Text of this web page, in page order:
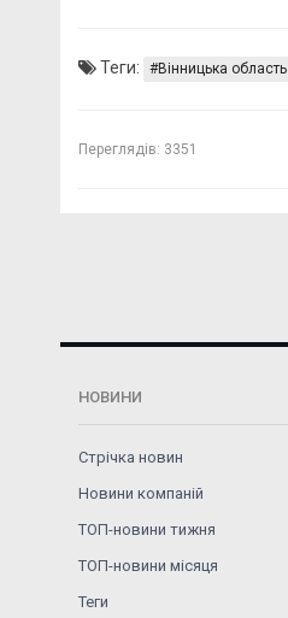
Теги: Вінницька область
Переглядів: 3351
НОВИНИ
Стрічка новин
Новини компаній
ТОП-новини тижня
ТОП-новини місяця
Теги